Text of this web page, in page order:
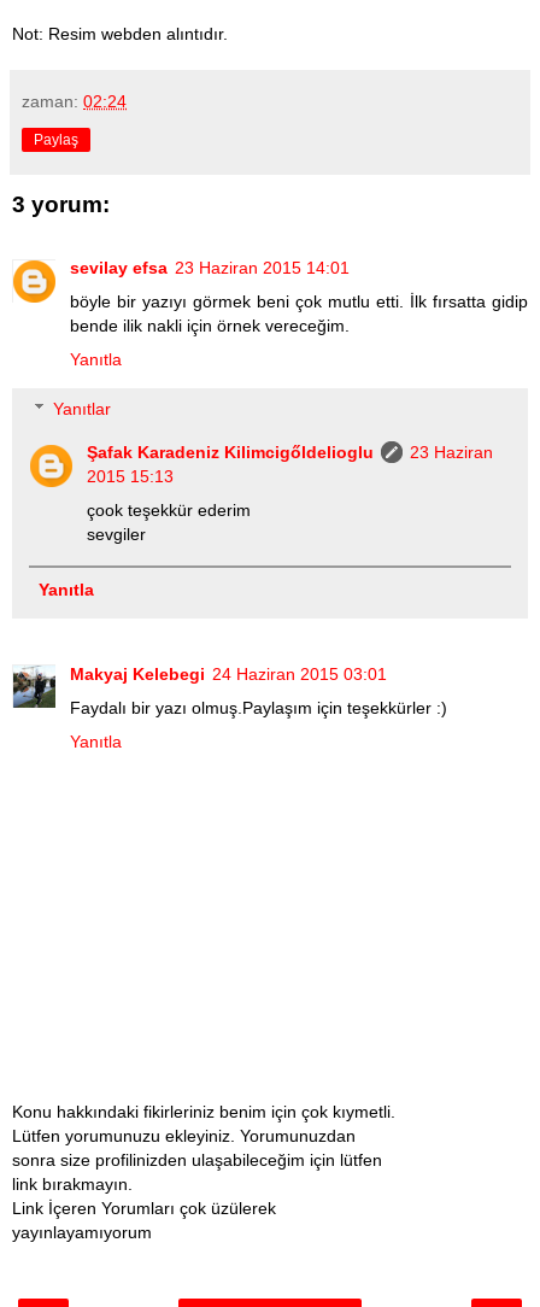
Not: Resim webden alıntıdır.
zaman: 02:24
Paylaş
3 yorum:
sevilay efsa 23 Haziran 2015 14:01
böyle bir yazıyı görmek beni çok mutlu etti. İlk fırsatta gidip
bende ilik nakli için örnek vereceğim.
Yanıtla
Yanıtlar
Şafak Karadeniz Kilimcigőldelioglu
23 Haziran
2015 15:13
çook teşekkür ederim
sevgiler
Yanıtla
Makyaj Kelebegi 24 Haziran 2015 03:01
Faydalı bir yazı olmuş.Paylaşım için teşekkürler :)
Yanıtla
Konu hakkındaki fikirleriniz benim için çok kıymetli.
Lütfen yorumunuzu ekleyiniz. Yorumunuzdan
sonra size profilinizden ulaşabileceğim için lütfen
link bırakmayın.
Link İçeren Yorumları çok üzülerek
yayınlayamıyorum